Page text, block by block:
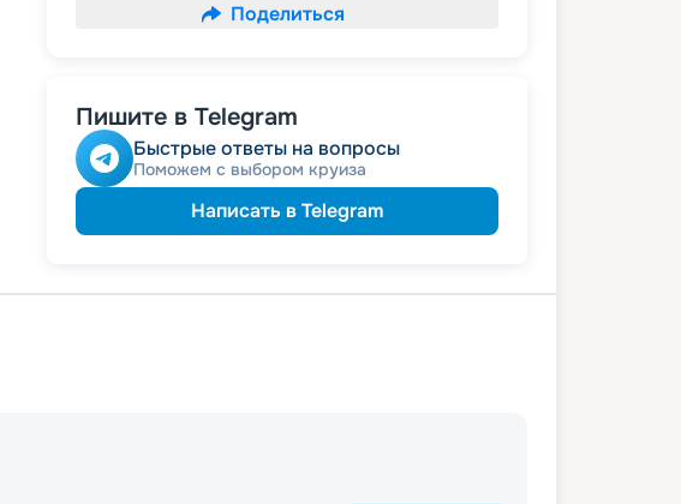
Поделиться
Пишите в Telegram
Быстрые ответы на вопросы
Поможем с выбором круиза
Написать в Telegram